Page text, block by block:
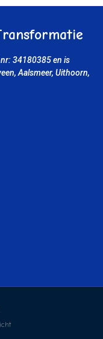
34180385en is
Aalsmeer, Uithoorn,